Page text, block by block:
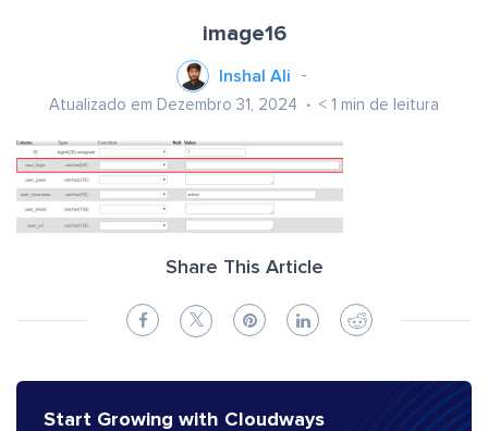
image16
Inshal Ali
Atualizado em Dezembro 31, 2024 < 1 min de leitura
Share This Article
Start Growing with Cloudways